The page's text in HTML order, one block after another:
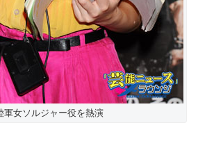
軍女ソルジャー役を熱演